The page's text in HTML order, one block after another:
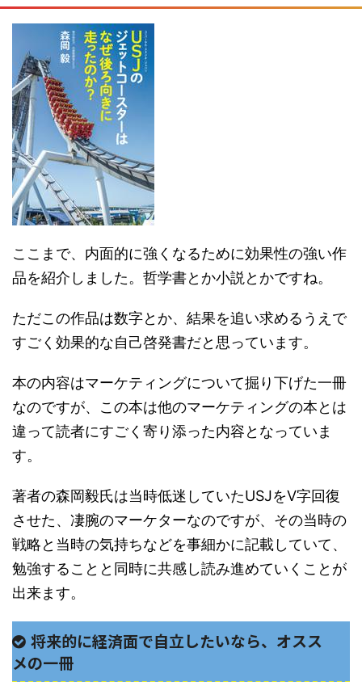
ここまで、内面的に強くなるために効果性の強い作
品を紹介しました。哲学書とか小説とかですね。
ただこの作品は数字とか、結果を追い求めるうえで
すごく効果的な自己啓発書だと思っています。
本の内容はマーケティングについて掘り下げた一冊
なのですが、この本は他のマーケティングの本とは
違って読者にすごく寄り添った内容となっていま
す。
著者の森岡毅氏は当時低迷していたUSJをV字回復
させた、凄腕のマーケターなのですが、その当時の
戦略と当時の気持ちなどを事細かに記載していて、
勉強することと同時に共感し読み進めていくことが
出来ます。
将来的に経済面で自立したいなら、オスス
メの一冊